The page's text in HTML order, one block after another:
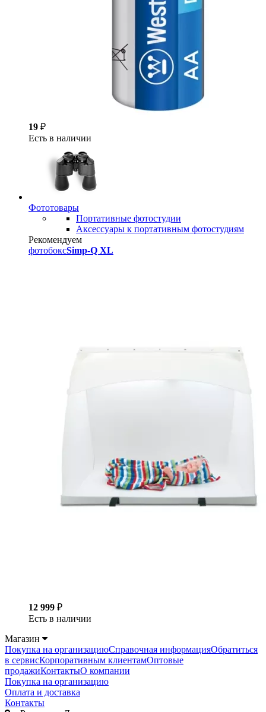
19 ₽
Есть в наличии
Фототовары
Портативные фотостудии
Аксессуары к портативным фотостудиям
Рекомендуем
фотобоксSimp-Q XL
12 999 ₽
Есть в наличии
Магазин
Покупка на организациюСправочная информацияОбратиться
в сервисКорпоративным клиентамОптовые
продажиКонтактыО компании
Покупка на организацию
Оплата и доставка
Контакты